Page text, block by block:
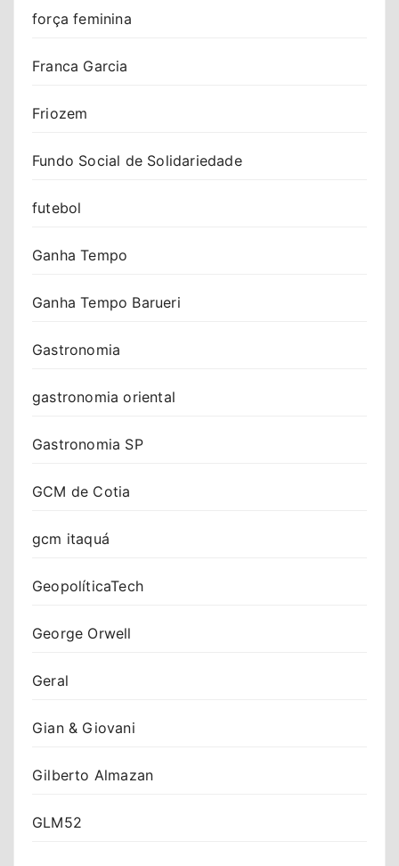
força feminina
Franca Garcia
Friozem
Fundo Social de Solidariedade
futebol
Ganha Tempo
Ganha Tempo Barueri
Gastronomia
gastronomia oriental
Gastronomia SP
GCM de Cotia
gcm itaquá
GeopolíticaTech
George Orwell
Geral
Gian & Giovani
Gilberto Almazan
GLM52